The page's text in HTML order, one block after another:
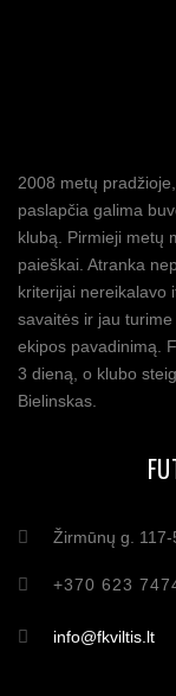
2008 metų
paslapčia galima
klubą. Pirmieji metų
paieškai. Atranka
kriterijai nereikalavo
savaitės ir jau
ekipos pavadinimą.
3 dieną, o klubo
Bielinskas.
Žirmūnų g.
+370 623
info@fkviltis.lt